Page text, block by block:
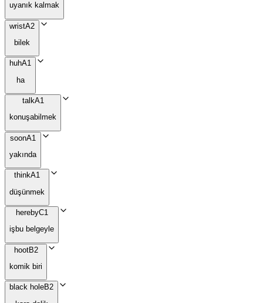
uyanık kalmak
wristA2
bilek
huhA1
ha
talkA1
konuşabilmek
soonA1
yakında
thinkA1
düşünmek
herebyC1
işbu belgeyle
hootB2
komik biri
black holeB2